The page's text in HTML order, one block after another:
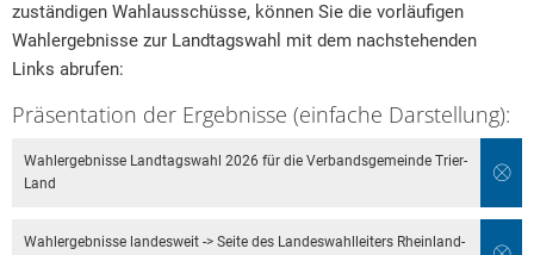
zuständigen Wahlausschüsse, können Sie die vorläufigen
Wahlergebnisse zur Landtagswahl mit dem nachstehenden
Links abrufen:
Präsentation der Ergebnisse (einfache Darstellung):
Wahlergebnisse Landtagswahl 2026 für die Verbandsgemeinde Trier-
Land
Wahlergebnisse landesweit -> Seite des Landeswahlleiters Rheinland-